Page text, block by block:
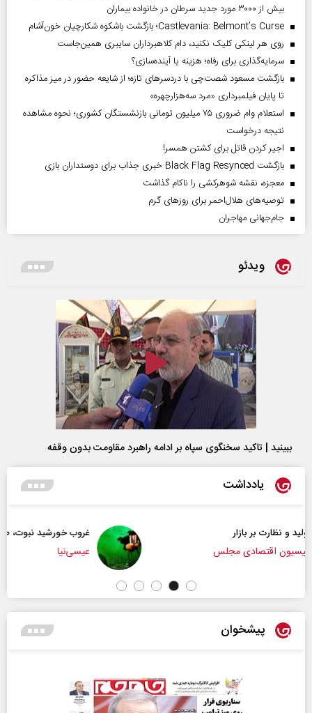
بیش از ۳۰۰۰ مورد جدید سرطان در خانواده بیماران
Castlevania: Belmont’s Curse؛ بازگشت باشکوه شکارچیان خون‌آشام
روی هر لینکی کلیک نکنید، دام کلاهبرداران سایبری همین‌جاست
سرمایه‌گذاری برای رفاه؛ هزینه یا آینده‌سازی؟
بازگشت مسعود شصت‌چی با دردسر‌های تازه؛ از شایعه حضور در میز مذاکره
تا پایان فیلمبرداری «مرد سه‌هزارچهره»
استعلام وام ضروری ۷۵ میلیون تومانی بازنشستگان کشوری؛ نحوه مشاهده
نتیجه درخواست
اجیر کردن قاتل برای کشتن همسر!
بازگشت Black Flag Resynced خبری جذاب برای دوستداران بازی
معجزه، نقشه شوهرکشی را ناکام گذاشت
توصیه‌های هلال‌احمر برای روز‌های گرم
جام‌جهانی مهاجران
ویدئو
ببینید | تاکید سخنگوی سپاه بر ادامه راهبرد مقاومت بدون وقفه
یادداشت
غروب خورشید نبوت، طلوع تمدن امت
پیشخوان